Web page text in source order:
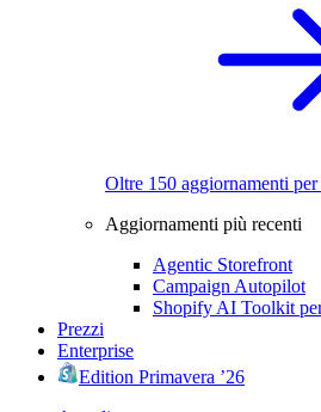
Oltre 150 aggiornamenti
Aggiornamenti più recenti
Agentic Storefront
Campaign Autopilot
Shopify AI Toolkit
Prezzi
Enterprise
Edition Primavera ’26